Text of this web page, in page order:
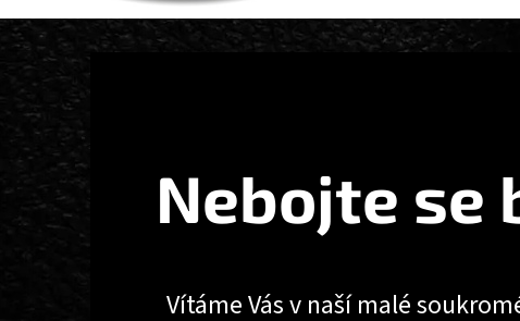
Nebojte se
Vítáme Vás v naší malé